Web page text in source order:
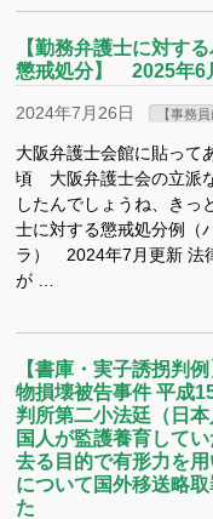
【勤務弁護士に対す
懲戒処分】 2025年6
2024年7月26日 【事務
大阪弁護士会館に貼って
頃 大阪弁護士会の立派
したんでしょうね、きっ
士に対する懲戒処分例（
ラ） 2024年7月更新 法
が …
【書庫・実子誘拐判
物損壊被告事件 平成
判所第二小法廷（日
国人が監護養育して
去る目的で有形力を
について国外移送略
た